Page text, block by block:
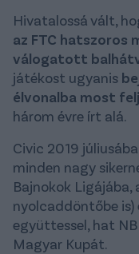
Hivatalossá vált,
az FTC hatszoros
válogatott
játékost ugyanis
élvonalba most
három évre írt alá.
Civic 2019
minden nagy
Bajnokok Ligájába,
nyolcaddöntőbe is)
együttessel, hat
Magyar Kupát.